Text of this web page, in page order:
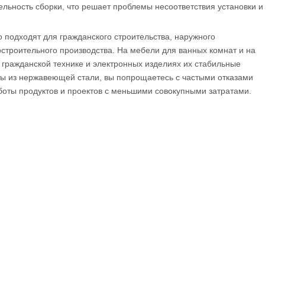
сборки, что решает проблемы несоответствия установки и
для гражданского строительства, наружного
производства. На мебели для ванных комнат и на
технике и электронных изделиях их стабильные
из нержавеющей стали, вы попрощаетесь с частыми отказами
продуктов и проектов с меньшими совокупными затратами.